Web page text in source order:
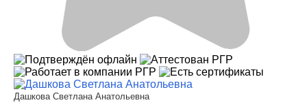
Дашкова Светлана Анатольевна